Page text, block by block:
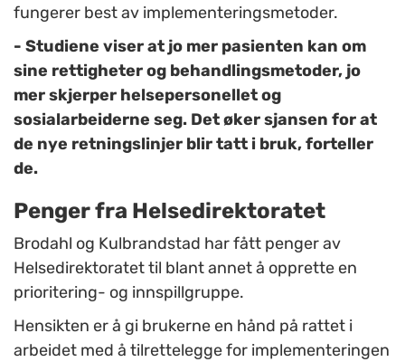
fungerer best av implementeringsmetoder.
- Studiene viser at jo mer pasienten kan om
sine rettigheter og behandlingsmetoder, jo
mer skjerper helsepersonellet og
sosialarbeiderne seg. Det øker sjansen for at
de nye retningslinjer blir tatt i bruk, forteller
de.
Penger fra Helsedirektoratet
Brodahl og Kulbrandstad har fått penger av
Helsedirektoratet til blant annet å opprette en
prioritering- og innspillgruppe.
Hensikten er å gi brukerne en hånd på rattet i
arbeidet med å tilrettelegge for implementeringen